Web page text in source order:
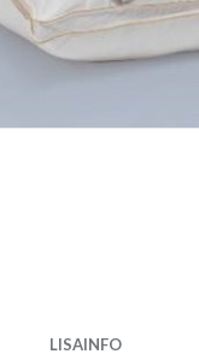
LISAINFO